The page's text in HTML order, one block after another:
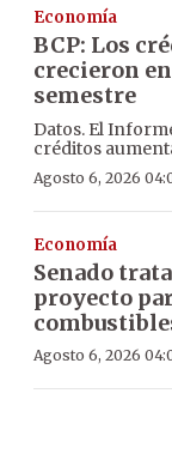
Economía
BCP: Los
crecieron
semestre
Datos. El
créditos
Agosto 6, 2026
Economía
Senado
proyecto
Agosto 6, 2026